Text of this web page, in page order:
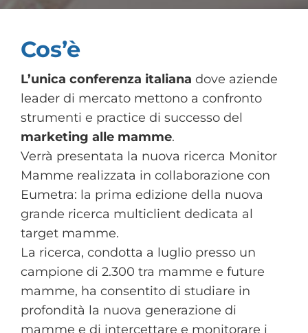
Cos’è
L’unica conferenza italiana dove aziende
leader di mercato mettono a confronto
strumenti e practice di successo del
marketing alle mamme.
Verrà presentata la nuova ricerca Monitor
Mamme realizzata in collaborazione con
Eumetra: la prima edizione della nuova
grande ricerca multiclient dedicata al
target mamme.
La ricerca, condotta a luglio presso un
campione di 2.300 tra mamme e future
mamme, ha consentito di studiare in
profondità la nuova generazione di
mamme e di intercettare e monitorare i